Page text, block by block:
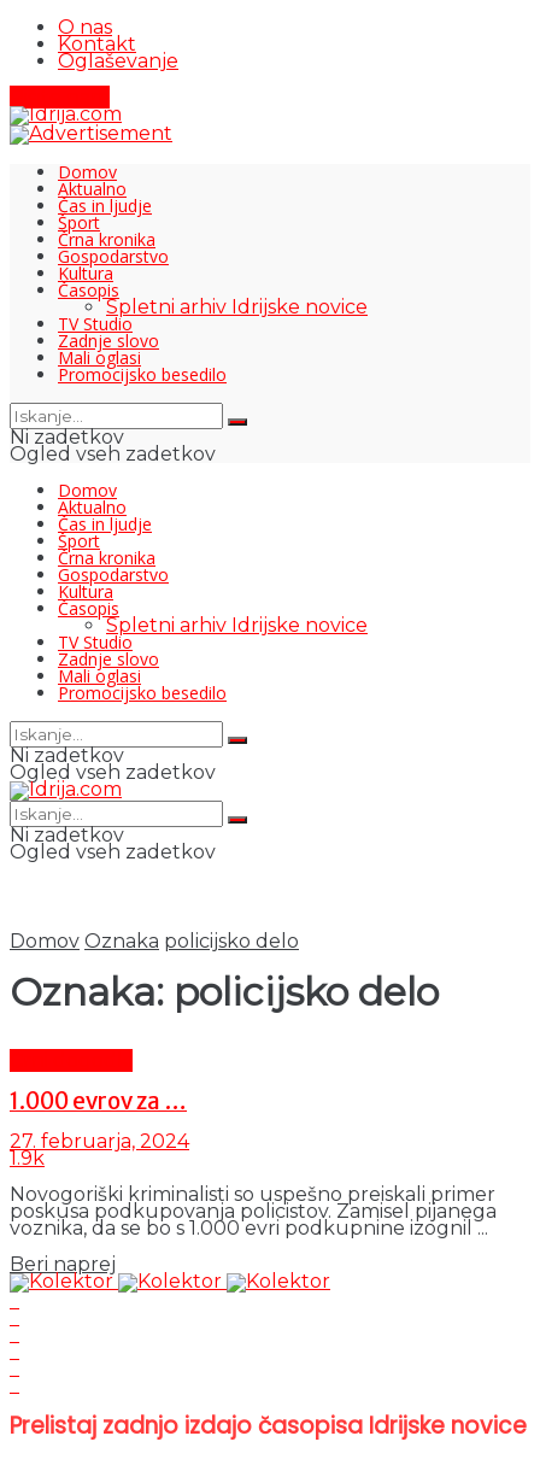
O nas
Kontakt
Oglaševanje
Domov
Aktualno
Čas in ljudje
Šport
Črna kronika
Gospodarstvo
Kultura
Časopis
Spletni arhiv Idrijske novice
TV Studio
Zadnje slovo
Mali oglasi
Promocijsko besedilo
Ni zadetkov
Ogled vseh zadetkov
Domov
Aktualno
Čas in ljudje
Šport
Črna kronika
Gospodarstvo
Kultura
Časopis
Spletni arhiv Idrijske novice
TV Studio
Zadnje slovo
Mali oglasi
Promocijsko besedilo
Ni zadetkov
Ogled vseh zadetkov
Ni zadetkov
Ogled vseh zadetkov
Domov Oznaka policijsko delo
Oznaka: policijsko delo
1.000 evrov za …
27. februarja, 2024
1.9k
Novogoriški kriminalisti so uspešno preiskali primer
poskusa podkupovanja policistov. Zamisel pijanega
voznika, da se bo s 1.000 evri podkupnine izognil ...
Beri naprej
Prelistaj zadnjo izdajo časopisa Idrijske novice